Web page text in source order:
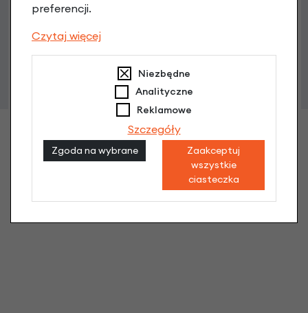
preferencji.
Czytaj więcej
Niezbędne
Analityczne
Reklamowe
Szczegóły
Zgoda na wybrane
Zaakceptuj
wszystkie
ciasteczka